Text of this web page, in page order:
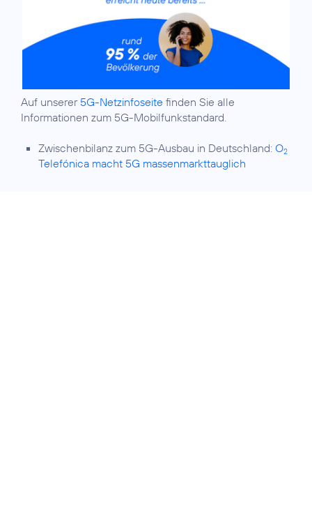
Auf unserer 5G-Netzinfoseite finden Sie alle
Informationen zum 5G-Mobilfunkstandard.
Zwischenbilanz zum 5G-Ausbau in Deutschland: O2
Telefónica macht 5G massenmarkttauglich